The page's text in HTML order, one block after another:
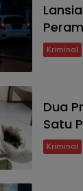
Kriminal
Dua
Satu
Kriminal